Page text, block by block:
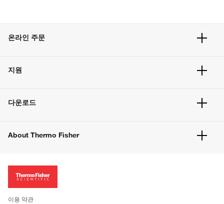
온라인 주문
주문 방법
벌크 주문
지원
고객 센터
웹사이트 개선사항
다운로드
About Thermo Fisher
투자자
사회적 책임
이용 약관